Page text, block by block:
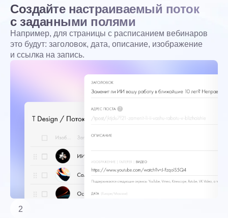
Создайте настраиваемый поток
с заданными полями
Например, для страницы с расписанием вебинаров
это будут: заголовок, дата, описание, изображение
и ссылка на запись.
2